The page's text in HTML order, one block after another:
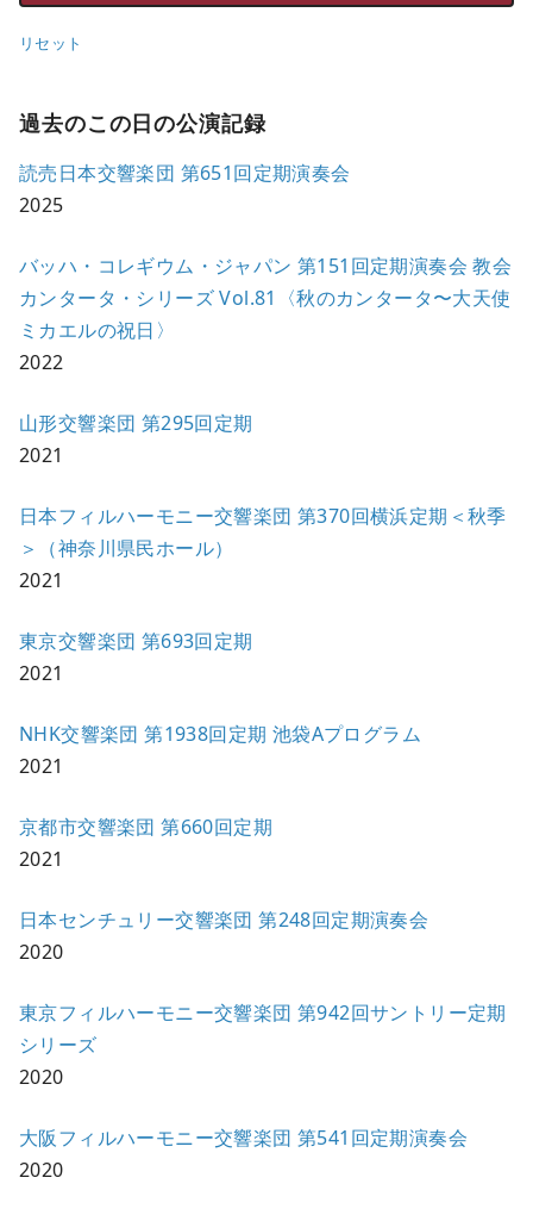
リセット
過去のこの日の公演記録
読売日本交響楽団 第651回定期演奏会
2025
バッハ・コレギウム・ジャパン 第151回定期演奏会 教会
カンタータ・シリーズ Vol.81〈秋のカンタータ〜大天使
ミカエルの祝日〉
2022
山形交響楽団 第295回定期
2021
日本フィルハーモニー交響楽団 第370回横浜定期＜秋季
＞（神奈川県民ホール）
2021
東京交響楽団 第693回定期
2021
NHK交響楽団 第1938回定期 池袋Aプログラム
2021
京都市交響楽団 第660回定期
2021
日本センチュリー交響楽団 第248回定期演奏会
2020
東京フィルハーモニー交響楽団 第942回サントリー定期
シリーズ
2020
大阪フィルハーモニー交響楽団 第541回定期演奏会
2020